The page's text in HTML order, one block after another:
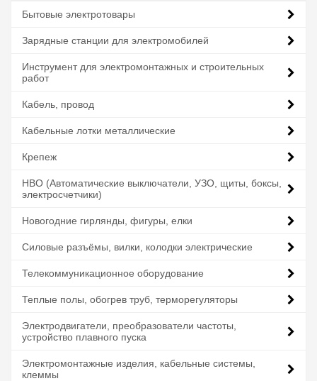
Бытовые электротовары
Зарядные станции для электромобилей
Инструмент для электромонтажных и строительных
работ
Кабель, провод
Кабельные лотки металлические
Крепеж
НВО (Автоматические выключатели, УЗО, щиты, боксы,
электросчетчики)
Новогодние гирлянды, фигуры, елки
Силовые разъёмы, вилки, колодки электрические
Телекоммуникационное оборудование
Теплые полы, обогрев труб, терморегуляторы
Электродвигатели, преобразователи частоты,
устройство плавного пуска
Электромонтажные изделия, кабельные системы,
клеммы